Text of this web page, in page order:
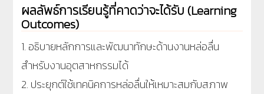
ผลลัพธ์การเรียนรู้ที่คาดว่าจะได้รับ (Learning
Outcomes)
1. อธิบายหลักการและพัฒนาทักษะด้านงานหล่อลื่น
สำหรับงานอุตสาหกรรมได้
2. ประยุกต์ใช้เทคนิคการหล่อลื่นให้เหมาะสมกับสภาพ